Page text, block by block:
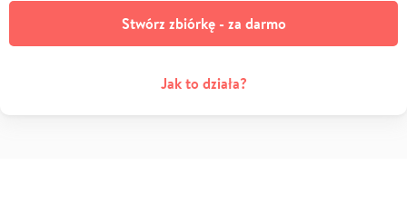
Stwórz zbiórkę - za darmo
Jak to działa?